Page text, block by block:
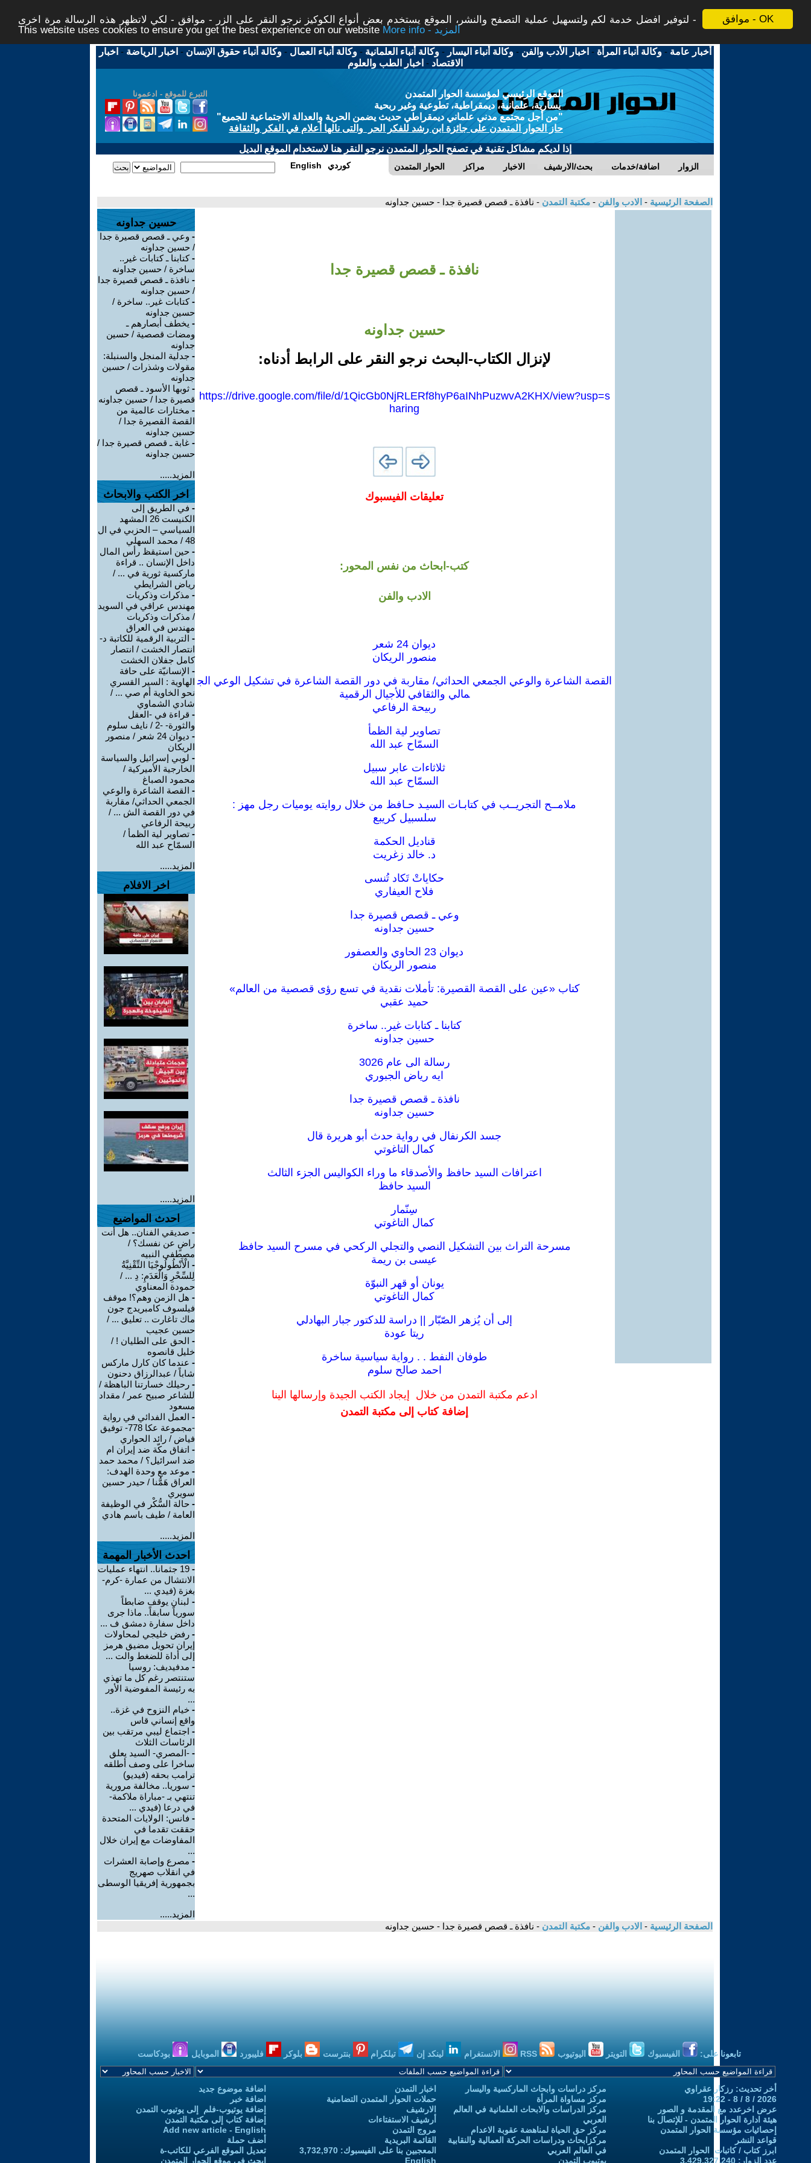
موافق - OK
لتوفير افضل خدمة لكم ولتسهيل عملية التصفح والنشر، الموقع يستخدم بعض أنواع الكوكيز نرجو النقر على الزر - موافق - لكي لاتظهر هذه الرسالة مرة اخرى -
This website uses cookies to ensure you get the best experience on our website
More info - المزيد
أخبار عامة -وكالة أنباء المرأة - اخبار الأدب والفن -وكالة أنباء اليسار -وكالة أنباء العلمانية -وكالة أنباء العمال -وكالة أنباء حقوق الإنسان - اخبار الرياضة - اخبار
الاقتصاد - اخبار الطب والعلوم
التبرع للموقع - ادعمونا
الموقع الرئيسي لمؤسسة الحوار المتمدن
يسارية، علمانية، ديمقراطية، تطوعية وغير ربحية
"من أجل مجتمع مدني علماني ديمقراطي حديث يضمن الحرية والعدالة الاجتماعية للجميع"
حاز الحوار المتمدن على جائزة ابن رشد للفكر الحر والتى نالها أعلام في الفكر والثقافة
إذا لديكم مشاكل تقنية في تصفح الحوار المتمدن نرجو النقر هنا لاستخدام الموقع البديل
الحوار المتمدن مراكز الاخبار بحث/الارشيف اضافة/خدمات الزوار English كوردي
الصفحة الرئيسية - الادب والفن - مكتبة التمدن - نافذة ـ قصص قصيرة جدا - حسين جداونه
نافذة ـ قصص قصيرة جدا
حسين جداونه
لإنزال الكتاب-البحث نرجو النقر على الرابط أدناه:
https://drive.google.com/file/d/1QicGb0NjRLERf8hyP6aINhPuzwvA2KHX/view?usp=s
haring
تعليقات الفيسبوك
كتب-ابحاث من نفس المحور:
الادب والفن
ديوان 24 شعر
منصور الريكان
القصة الشاعرة والوعي الجمعي الحداثي/ مقاربة في دور القصة الشاعرة في تشكيل الوعي الج
مالي والثقافي للأجيال الرقمية
ربيحة الرفاعي
تصاوير لية الظمأ
السمّاح عبد الله
ثلاثاءات عابر سبيل
السمّاح عبد الله
ملامــح التجريــب في كتابـات السيـد حـافظ من خلال روايته يوميات رجل مهز :
سلسبيل كريبع
قناديل الحكمة
د. خالد زغريت
حكاياتْ تَكاد تُنسى
فلاح العيفاري
وعي ـ قصص قصيرة جدا
حسين جداونه
ديوان 23 الحاوي والعصفور
منصور الريكان
كتاب «عين على القصة القصيرة: تأملات نقدية في تسع رؤى قصصية من العالم»
حميد عقبي
كتابنا ـ كتابات غير.. ساخرة
حسين جداونه
رسالة الى عام 3026
ايه رياض الجبوري
نافذة ـ قصص قصيرة جدا
حسين جداونه
جسد الكرنفال في رواية حدث أبو هريرة قال
كمال التاغوتي
اعترافات السيد حافظ والأصدقاء ما وراء الكواليس الجزء الثالث
السيد حافظ
سِنّمار
كمال التاغوتي
مسرحة التراث بين التشكيل النصي والتجلي الركحي في مسرح السيد حافظ
عيسى بن ريمة
يونان أو قهر النبوّة
كمال التاغوتي
إلى أن يُزهر الصّبّار || دراسة للدكتور جبار البهادلي
ريتا عودة
طوفان النفط . . رواية سياسية ساخرة
احمد صالح سلوم
ادعم مكتبة التمدن من خلال إيجاد الكتب الجيدة وإرسالها الينا
إضافة كتاب إلى مكتبة التمدن
حسين جداونه
- وعي ـ قصص قصيرة جدا
/ حسين جداونه
-كتابنا ـ كتابات غير..
ساخرة / حسين جداونه
- نافذة ـ قصص قصيرة جدا
/ حسين جداونه
-كتابات غير.. ساخرة /
حسين جداونه
- يخطف أبصارهم ـ
ومضات قصصية / حسين
جداونه
- جدلية المنجل والسنبلة:
مقولات وشذرات / حسين
جداونه
- ثوبها الأسود ـ قصص
قصيرة جدا / حسين جداونه
- مختارات عالمية من
القصة القصيرة جدا /
حسين جداونه
- غابة ـ قصص قصيرة جدا /
حسين جداونه
المزيد.....
اخر الكتب والابحاث
- في الطريق إلى
الكنيست 26 المشهد
السياسي – الحزبي في ال
48 / محمد السهلي
- حين استيقظ رأس المال
داخل الإنسان .. قراءة
ماركسية ثورية في ... /
رياض الشرايطي
- مذكرات وذكريات
مهندس عراقي في السويد
/ مذكرات وذكريات
مهندس في العراق
- التربية الرقمية للكاتبة د-
انتصار الخشت / انتصار
كامل جفلان الخشت
- الإنسانيّة على حافة
الهاوية : السير القسري
نحو الخاوية أم صي ... /
شادي الشماوي
- قراءة في -العقل
والثورة- -2 / نايف سلوم
-
ديوان 24 شعر / منصور
الريكان
- لوبي إسرائيل والسياسة
الخارجية الأميركية /
محمود الصباغ
- القصة الشاعرة والوعي
الجمعي الحداثي/ مقاربة
في دور القصة الش ... /
ربيحة الرفاعي
- تصاوير لية الظمأ /
السمّاح عبد الله
المزيد.....
اخر الافلام
المزيد.....
احدث المواضيع
- صديقي الفنان.. هل أنت
راضٍ عن نفسك؟ /
مصطفى النبيه
- الْأَنْطُولُوجْيَا التِّقْنِيَّةُ
لِلسِّحْرِ وَالْعَدَمِ: دِ ... /
حمودة المعناوي
- هل الزمن وهم؟! موقف
فيلسوف كامبريدج جون
ماك تاغارت .. تعليق ... /
حسين عجيب
- الحق على الطليان ! /
خليل قانصوه
- عندما كان كارل ماركس
شاباً / عبدالرزاق دحنون
- رحيلك خسارتنا الباهظة /
للشاعر صبيح عمر / مقداد
مسعود
- العمل الفدائي في رواية
-مجموعة عكا 778- توفيق
فياض / رائد الحواري
- اتفاق مكّة ضد إيران ام
ضد اسرائيل؟ / محمد حمد
- موعد مع وحدة الهدف:
العراق هَمُّنا / حيدر حسين
سويري
- حالة السُّكْر في الوظيفة
العامة / طيف باسم هادي
المزيد.....
احدث الأخبار المهمة
-
19 جثمانا.. انتهاء عمليات
الانتشال من عمارة -كرم-
بغزة (فيدي ...
- لبنان يوقف ضابطاً
سورياً سابقاً.. ماذا جرى
داخل سفارة دمشق ف ...
- رفض خليجي لمحاولات
إيران تحويل مضيق هرمز
إلى أداة للضغط والت ...
- مدفيديف: روسيا
ستنتصر رغم كل ما تهذي
به رئيسة المفوضية الأور
...
- خيام النزوح في غزة..
واقع إنساني قاس
- اجتماع ليبي مرتقب بين
الرئاسات الثلاث
- -المصري- السيد يعلق
ساخرا على وصف أطلقه
ترامب بحقه (فيديو)
- سوريا.. مخالفة مرورية
تنتهي بـ -مباراة ملاكمة-
في درعا (فيدي ...
- فانس: الولايات المتحدة
حققت تقدما في
المفاوضات مع إيران خلال
...
- مصرع وإصابة العشرات
في انقلاب صهريج
بجمهورية إفريقيا الوسطى
...
المزيد.....
الصفحة الرئيسية - الادب والفن - مكتبة التمدن - نافذة ـ قصص قصيرة جدا - حسين جداونه
تابعونا على: الفيسبوك التويتر اليوتيوب الانستغرام لينكد إن تيلكرام بنترست بلوكر فليبورد الموبايل بودكاست
أخر تحديث: رزكار عقراوي
2026 / 8 / 8 - 19:22
عرض اخرعدد مع المقدمة و الصور
هيئة ادارة الحوار المتمدن - للإتصال بنا
إحصائيات مؤسسة الحوار المتمدن
قواعد النشر
ابرز كتاب / كاتبات الحوار المتمدن
عدد الزوار: 3,429,327,240
مركز دراسات وابحاث الماركسية واليسار
مركز مساواة المرأة
مركز الدراسات والابحاث العلمانية في العالم
العربي
مركز حق الحياة لمناهضة عقوبة الاعدام
مركزابحاث ودراسات الحركة العمالية والنقابية
في العالم العربي
يوتيوب التمدن
اخبار التمدن
حملات الحوار المتمدن التضامنية
الارشيف
أرشيف الاستفتاءات
مروج التمدن
القائمة البريدية
المعجبين بنا على الفيسبوك: 3,732,970
English
اضافة موضوع جديد
اضافة خبر
إضافة يوتيوب-فلم إلى يوتيوب التمدن
إضافة كتاب إلى مكتبة التمدن
Add new article - English
أضف حملة
تعديل الموقع الفرعي للكاتب-ة
ابحث في موقع الحوار المتمدن